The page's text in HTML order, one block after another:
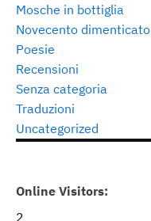
Mosche in bottiglia
Novecento dimenticato
Poesie
Recensioni
Senza categoria
Traduzioni
Uncategorized
Online Visitors:
2